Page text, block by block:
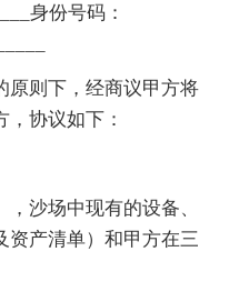
身份号码：
原则下，经商议甲方将
协议如下：
沙场中现有的设备、
资产清单）和甲方在三